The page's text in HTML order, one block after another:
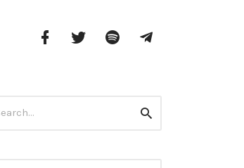
Facebook
Profile
Twitter Spotify
Search